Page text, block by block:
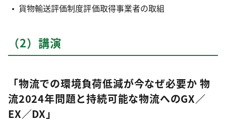
貨物輸送評価制度評価取得事業者の取組
（2）講演
「物流での環境負荷低減が今なぜ必要か 物
流2024年問題と持続可能な物流へのGX／
EX／DX」